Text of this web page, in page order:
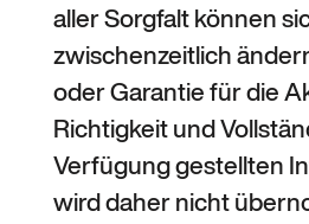
aller Sorgfalt können
zwischenzeitlich
oder Garantie für die
Richtigkeit und
Verfügung gestellten
wird daher nicht